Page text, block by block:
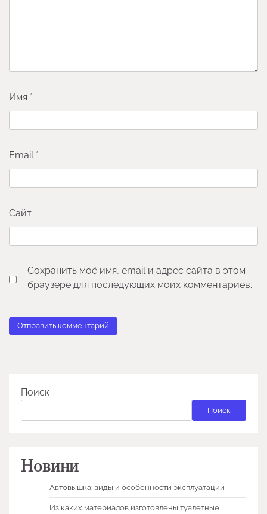
Имя *
Email *
Сайт
Сохранить моё имя, email и адрес сайта в этом
браузере для последующих моих комментариев.
Поиск
Поиск
Новини
Автовышка: виды и особенности эксплуатации
Из каких материалов изготовлены туалетные